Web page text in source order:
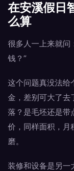
在安溪假日
么算
很多人一上来就问
钱？”
这个问题真没法给
金，差别可大了去
落？是毛坯还是带
价，同样面积，月
磨。
装修和设备是另一